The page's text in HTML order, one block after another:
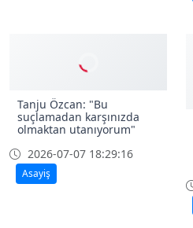
Tanju Özcan: "Bu
suçlamadan karşınızda
olmaktan utanıyorum"
2026-07-07 18:29:16
Asayiş